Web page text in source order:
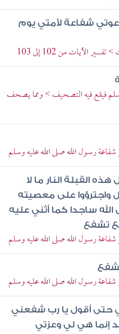
شفاعة لأمتي يوم
الآيات من 102 إلى 103
فيقع فيه التصحيف > ومما يصحف
شفاعة رسول الله صلى الله عليه وسلم
القبلة النار ما لا
واجترؤوا على معصيته
ساجدا كما أثني عليه
تشفع
شفاعة رسول الله صلى الله عليه وسلم
شفاعة رسول الله صلى الله عليه وسلم
حتى أقول يا رب شفعني
إنما هي لي وعزتي